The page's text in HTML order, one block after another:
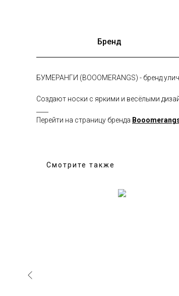
Бренд
БУМЕРАНГИ (BOOOMERANGS) - бренд
Создают носки с яркими и весёлыми
Перейти на страницу бренда
Смотрите также